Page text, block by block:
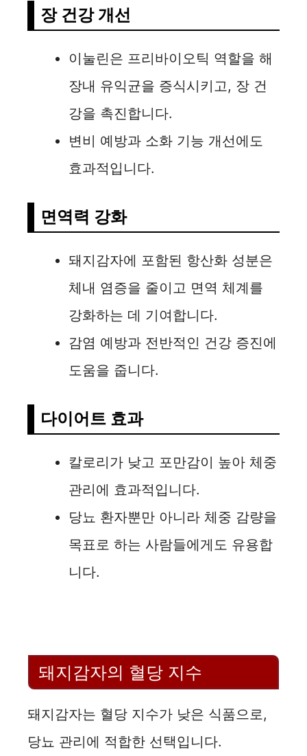
장 건강 개선
이눌린은 프리바이오틱 역할을 해
장내 유익균을 증식시키고, 장 건
강을 촉진합니다.
변비 예방과 소화 기능 개선에도
효과적입니다.
면역력 강화
돼지감자에 포함된 항산화 성분은
체내 염증을 줄이고 면역 체계를
강화하는 데 기여합니다.
감염 예방과 전반적인 건강 증진에
도움을 줍니다.
다이어트 효과
칼로리가 낮고 포만감이 높아 체중
관리에 효과적입니다.
당뇨 환자뿐만 아니라 체중 감량을
목표로 하는 사람들에게도 유용합
니다.
돼지감자의 혈당 지수
돼지감자는 혈당 지수가 낮은 식품으로,
당뇨 관리에 적합한 선택입니다.